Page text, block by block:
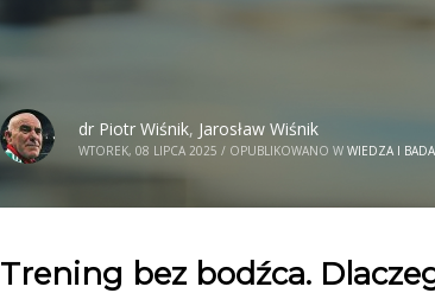
dr Piotr Wiśnik, Jarosław Wiśnik
WTOREK, 08 LIPCA 2025 / OPUBLIKOWANO W WIEDZA I
Trening bez bodźca.